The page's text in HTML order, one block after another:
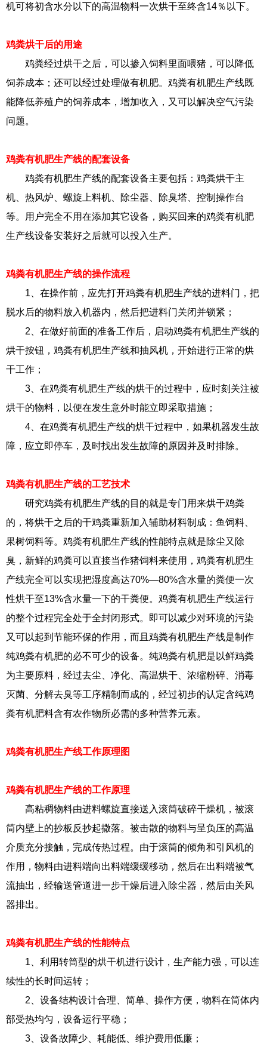
机可将初含水分以下的高温物料一次烘干至终含14％以下。
鸡粪烘干后的用途
鸡粪经过烘干之后，可以掺入饲料里面喂猪，可以降低
饲养成本；还可以经过处理做有机肥。鸡粪有机肥生产线既
能降低养殖户的饲养成本，增加收入，又可以解决空气污染
问题。
鸡粪有机肥生产线的配套设备
鸡粪有机肥生产线的配套设备主要包括：鸡粪烘干主
机、热风炉、螺旋上料机、除尘器、除臭塔、控制操作台
等。用户完全不用在添加其它设备，购买回来的鸡粪有机肥
生产线设备安装好之后就可以投入生产。
鸡粪有机肥生产线的操作流程
1、在操作前，应先打开鸡粪有机肥生产线的进料门，把
脱水后的物料放入机器内，然后把进料门关闭并锁紧；
2、在做好前面的准备工作后，启动鸡粪有机肥生产线的
烘干按钮，鸡粪有机肥生产线和抽风机，开始进行正常的烘
干工作；
3、在鸡粪有机肥生产线的烘干的过程中，应时刻关注被
烘干的物料，以便在发生意外时能立即采取措施；
4、在鸡粪有机肥生产线的烘干过程中，如果机器发生故
障，应立即停车，及时找出发生故障的原因并及时排除。
鸡粪有机肥生产线的工艺技术
研究鸡粪有机肥生产线的目的就是专门用来烘干鸡粪
的，将烘干之后的干鸡粪重新加入辅助材料制成：鱼饲料、
果树饲料等。鸡粪有机肥生产线的性能特点就是除尘又除
臭，新鲜的鸡粪可以直接当作猪饲料来使用，鸡粪有机肥生
产线完全可以实现把湿度高达70%—80%含水量的粪便一次
性烘干至13%含水量一下的干粪便。鸡粪有机肥生产线运行
的整个过程完全处于全封闭形式。即可以减少对环境的污染
又可以起到节能环保的作用，而且鸡粪有机肥生产线是制作
纯鸡粪有机肥的必不可少的设备。纯鸡粪有机肥是以鲜鸡粪
为主要原料，经过去尘、净化、高温烘干、浓缩粉碎、消毒
灭菌、分解去臭等工序精制而成的，经过初步的认定含纯鸡
粪有机肥料含有农作物所必需的多种营养元素。
鸡粪有机肥生产线工作原理图
鸡粪有机肥生产线的工作原理
高粘稠物料由进料螺旋直接送入滚筒破碎干燥机，被滚
筒内壁上的抄板反抄起撒落。被击散的物料与呈负压的高温
介质充分接触，完成传热过程。由于滚筒的倾角和引风机的
作用，物料由进料端向出料端缓缓移动，然后在出料端被气
流抽出，经输送管道进一步干燥后进入除尘器，然后由关风
器排出。
鸡粪有机肥生产线的性能特点
1、利用转筒型的烘干机进行设计，生产能力强，可以连
续性的长时间运转；
2、设备结构设计合理、简单、操作方便，物料在筒体内
部受热均匀，设备运行平稳；
3、设备故障少、耗能低、维护费用低廉；